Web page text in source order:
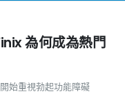
為何成為熱門
始重視勃起功能障礙